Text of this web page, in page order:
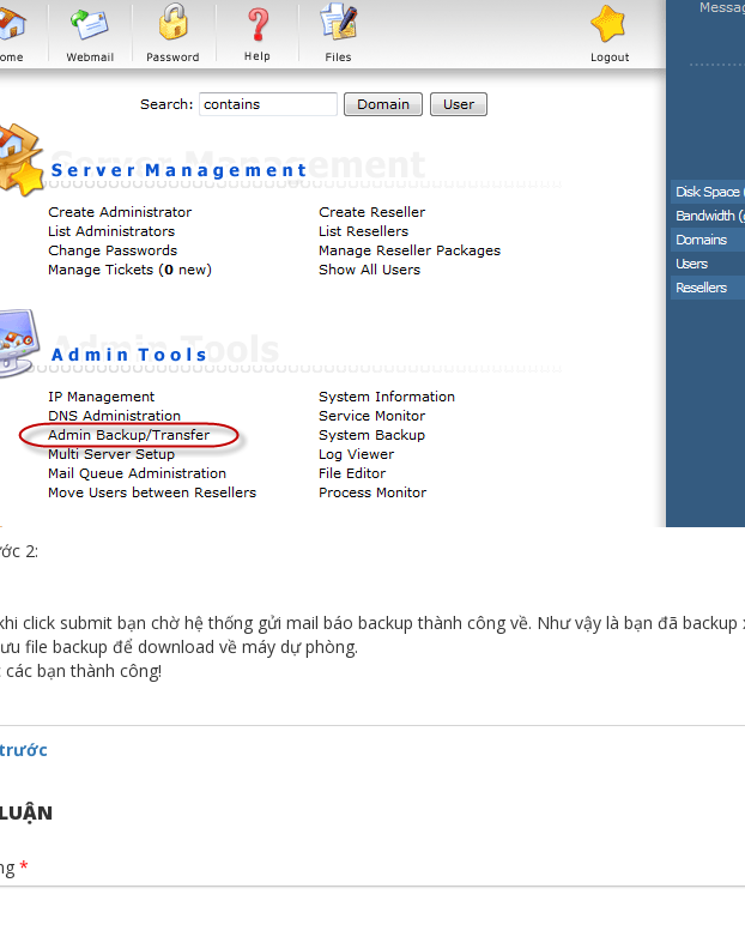
2:
click submit bạn chờ hệ thống gửi mail báo backup thành công về. Như vậy là bạn đã
file backup để download về máy dự phòng.
các bạn thành công!
*